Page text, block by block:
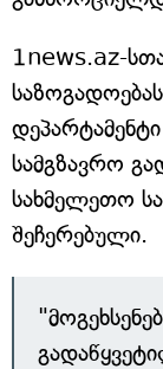
1news.az-
სამგზავრო
სახმელეთო
შეჩერებული.